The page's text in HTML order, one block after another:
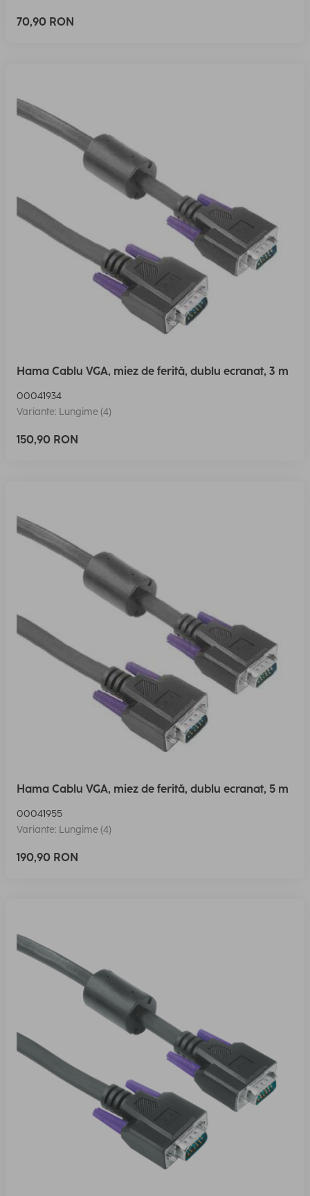
70,90 RON
Hama Cablu VGA, miez de ferită, dublu ecranat, 3 m
00041934
Variante: Lungime (4)
150,90 RON
Hama Cablu VGA, miez de ferită, dublu ecranat, 5 m
00041955
Variante: Lungime (4)
190,90 RON